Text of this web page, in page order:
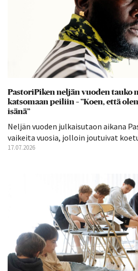
PastoriPiken neljän vuoden tauko
katsomaan peiliin – ”Koen, että
isänä”
Neljän vuoden julkaisutaon aikana
vaikeita vuosia, jolloin joutuivat
17.07.2026